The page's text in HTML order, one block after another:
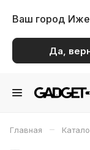
Ваш город
Да,
Главная –